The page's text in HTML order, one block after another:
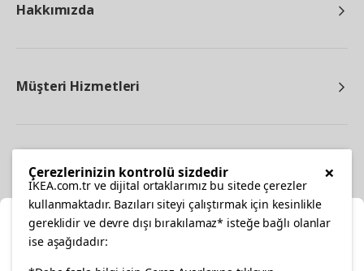
Hakkımızda
Müşteri Hizmetleri
×
Çerezlerinizin kontrolü sizdedir
IKEA.com.tr ve dijital ortaklarımız bu sitede çerezler
kullanmaktadır. Bazıları siteyi çalıştırmak için kesinlikle
gereklidir ve devre dışı bırakılamaz* isteğe bağlı olanlar
ise aşağıdadır: